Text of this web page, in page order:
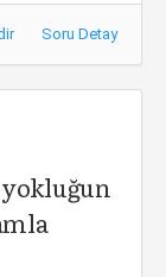
Soru Detay